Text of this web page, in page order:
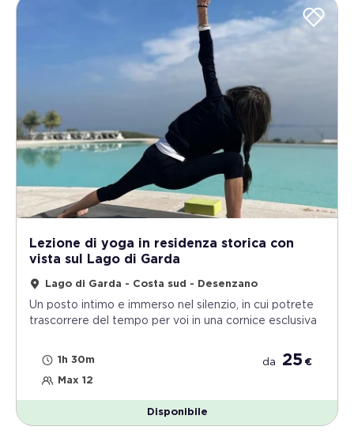
Lezione di yoga in residenza storica con
vista sul Lago di Garda
Lago di Garda - Costa sud - Desenzano
Un posto intimo e immerso nel silenzio, in cui potrete
trascorrere del tempo per voi in una cornice esclusiva
1h 30m
Max 12
da 25 €
Disponibile